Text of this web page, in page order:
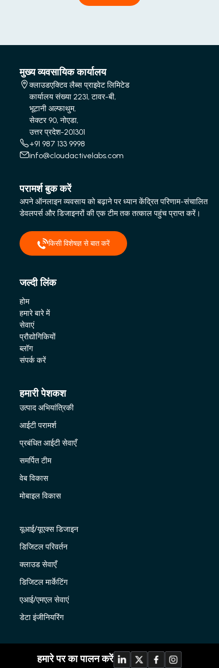
मुख्य व्यवसायिक कार्यालय
क्लाउडएक्टिव लैब्स प्राइवेट लिमिटेड
कार्यालय संख्या 2231, टावर-बी,
भूटानी अल्फाथुम,
सेक्टर 90, नोएडा,
उत्तर प्रदेश-201301
+91 987 133 9998
info@cloudactivelabs.com
परामर्श बुक करें
अपने ऑनलाइन व्यवसाय को बढ़ाने पर ध्यान केंद्रित परिणाम-संचालित
डेवलपर्स और डिजाइनरों की एक टीम तक तत्काल पहुंच प्राप्त करें।
किसी विशेषज्ञ से बात करें
जल्दी लिंक
होम
हमारे बारे में
सेवाएं
प्रौद्योगिकियों
ब्लॉग
संपर्क करें
हमारी पेशकश
उत्पाद अभियांत्रिकी
आईटी परामर्श
प्रबंधित आईटी सेवाएँ
समर्पित टीम
वेब विकास
मोबाइल विकास
यूआई/यूएक्स डिजाइन
डिजिटल परिवर्तन
क्लाउड सेवाएँ
डिजिटल मार्केटिंग
एआई/एमएल सेवाएं
डेटा इंजीनियरिंग
हमारे पर का पालन करें